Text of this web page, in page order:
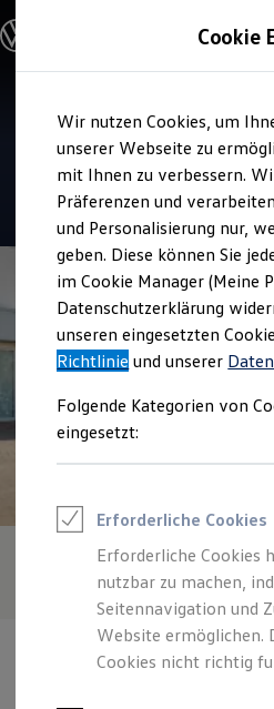
Hauptinhalt
springen
Footer
springen
Modelle und Konfigurator
Modelle vergleichen
Elektroautos
ENERGY Sondermodelle
Nutzfahrzeuge
SUV und CUV
Familienautos
Kombis
Kompaktwagen
Sportwagen
Schnell verfügbare Fahrzeuge
Angebote und Produkte
Aktuelle Angebote
E-Auto-Förderung
Volkswagen Marktplatz
Junge
Volkswagen
Zubehör- und
Leasing
Leasing-Angebote
Gebrauchtwagen
Junge
Elektroauto
Kleinwagen-
Leasing ohne
Finanzierung
Verkauf und Service
Autohaus
4.7| 121
Cookie
Wir nutzen Cookies, um
unserer Webseite zu
mit Ihnen zu verbessern.
Präferenzen und
und Personalisierung nur,
geben. Diese können Sie
im Cookie Manager (Meine
Datenschutzerklärung
unseren eingesetzten
Richtlinie und unserer
Folgende Kategorien von
eingesetzt:
Erforderliche Cookies
Erforderliche Cookies
nutzbar zu machen,
Seitennavigation und
Website ermöglichen.
Cookies nicht richtig